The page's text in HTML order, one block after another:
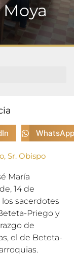
WhatsApp
, Sr. Obispo
María
14 de
sacerdotes
Priego y
de
el de Beteta-